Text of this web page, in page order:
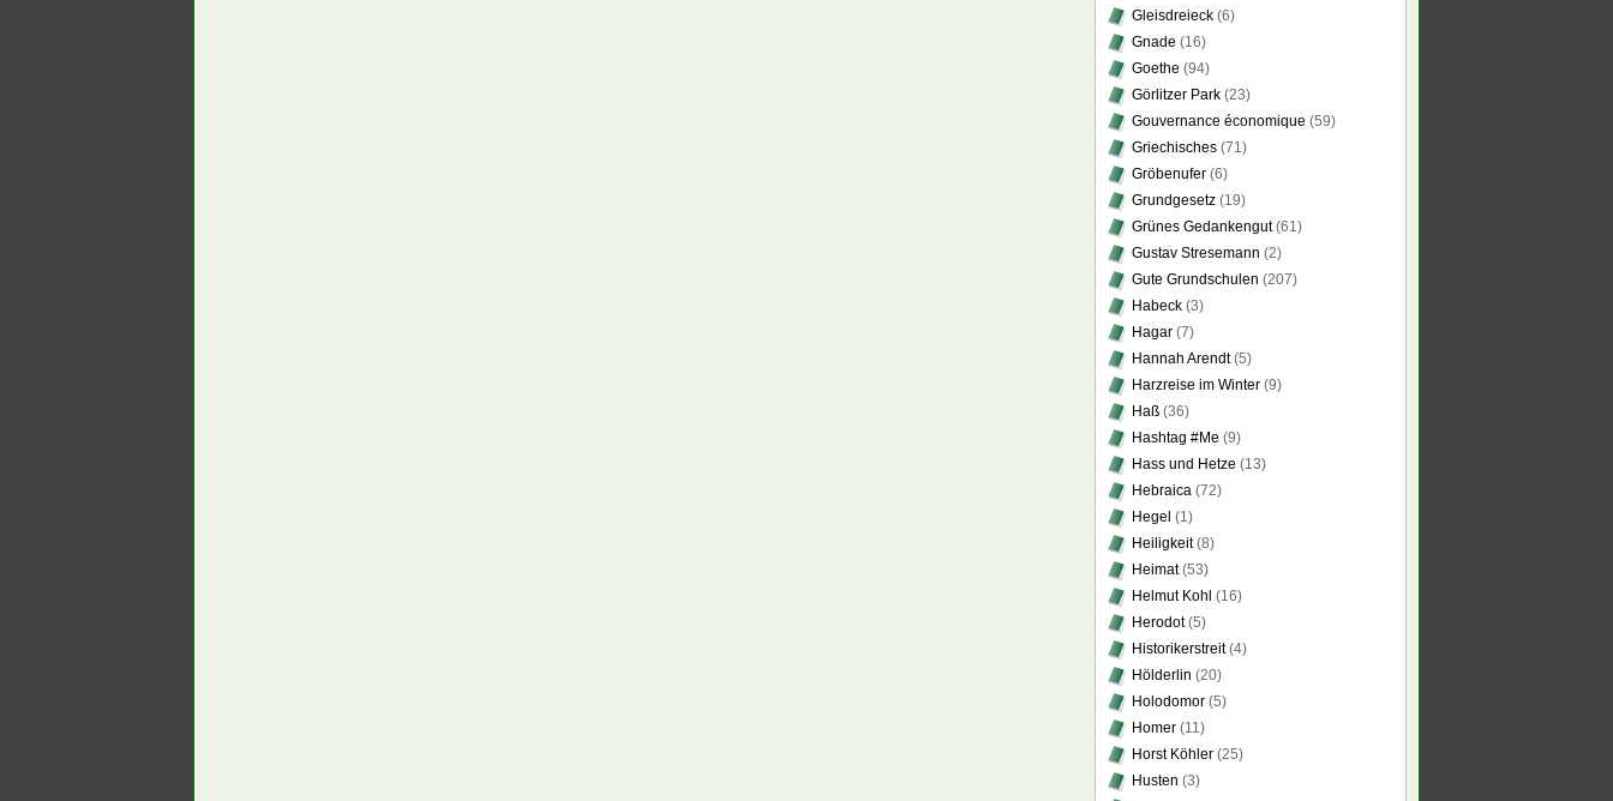
Gleisdreieck (6)
Gnade (16)
Goethe (94)
Görlitzer Park (23)
Gouvernance économique (59)
Griechisches (71)
Gröbenufer (6)
Grundgesetz (19)
Grünes Gedankengut(61)
Gustav Stresemann (2)
Gute Grundschulen (207)
Habeck (3)
Hagar (7)
Hannah Arendt(5)
Harzreise im Winter (9)
Haß (36)
Hashtag #Me (9)
Hass und Hetze (13)
Hebraica (72)
Hegel (1)
Heiligkeit(8)
Heimat(53)
Helmut Kohl (16)
Herodot(5)
Historikerstreit(4)
Hölderlin (20)
Holodomor (5)
Homer (11)
Horst Köhler (25)
Husten (3)